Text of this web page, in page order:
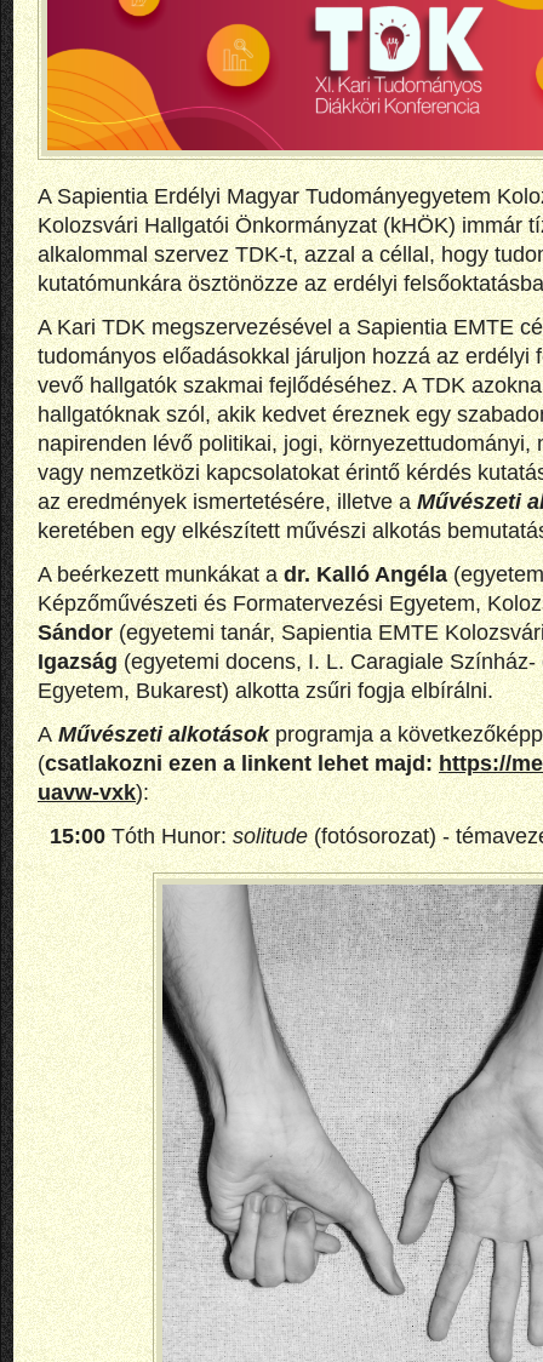
A Sapientia Erdélyi Magyar Tudományegyetem
Kolozsvári Hallgatói Önkormányzat (kHÖK) immár
alkalommal szervez TDK-t, azzal a céllal, hogy
kutatómunkára ösztönözze az erdélyi
A Kari TDK megszervezésével a Sapientia EMTE
tudományos előadásokkal járuljon hozzá az erdélyi
vevő hallgatók szakmai fejlődéséhez. A TDK
hallgatóknak szól, akik kedvet éreznek egy
napirenden lévő politikai, jogi, környezettudományi,
vagy nemzetközi kapcsolatokat érintő kérdés
az eredmények ismertetésére, illetve aMűvészeti
keretében egy elkészített művészi alkotás
A beérkezett munkákat adr. Kalló Angéla
Képzőművészeti és Formatervezési Egyetem,
Sándor(egyetemi tanár, Sapientia EMTE
Igazság(egyetemi docens, I. L. Caragiale
Egyetem, Bukarest) alkotta zsűri fogja elbírálni.
AMűvészeti alkotásokprogramja a
(csatlakozni ezen a linkent lehet majd: https://
uavw-vxk):
15:00 Tóth Hunor:solitude(fotósorozat) -